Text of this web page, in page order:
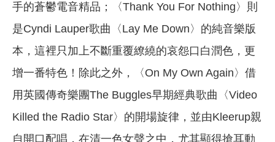
手的蒼鬱電音精品；〈Thank You For Nothing〉則
是Cyndi Lauper歌曲〈Lay Me Down〉的純音樂版
本，這裡只加上不斷重覆繚繞的哀怨口白潤色，更
增一番特色！除此之外，〈On My Own Again〉借
用英國傳奇樂團The Buggles早期經典歌曲〈Video
Killed the Radio Star〉的開場旋律，並由Kleerup親
自開口配唱，在清一色女聲之中，尤其顯得搶耳動